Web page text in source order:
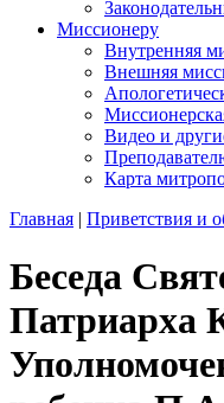
Миссионеру
Внутренняя
Внешняя
Видео и
Карта
Главная | Приветствия и
Беседа
Патриарха